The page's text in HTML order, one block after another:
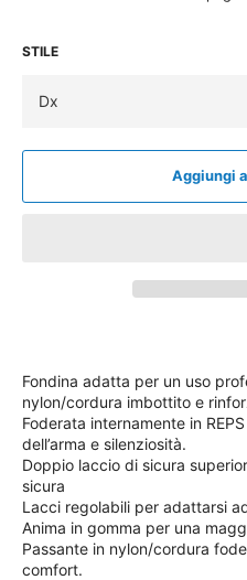
STILE
Aggiungi
Fondina adatta per un uso
nylon/cordura imbottito e
Foderata internamente in
dell’arma e silenziosità.
Doppio laccio di sicura
sicura
Lacci regolabili per adattarsi
Anima in gomma per una
Passante in nylon/cordura
comfort.